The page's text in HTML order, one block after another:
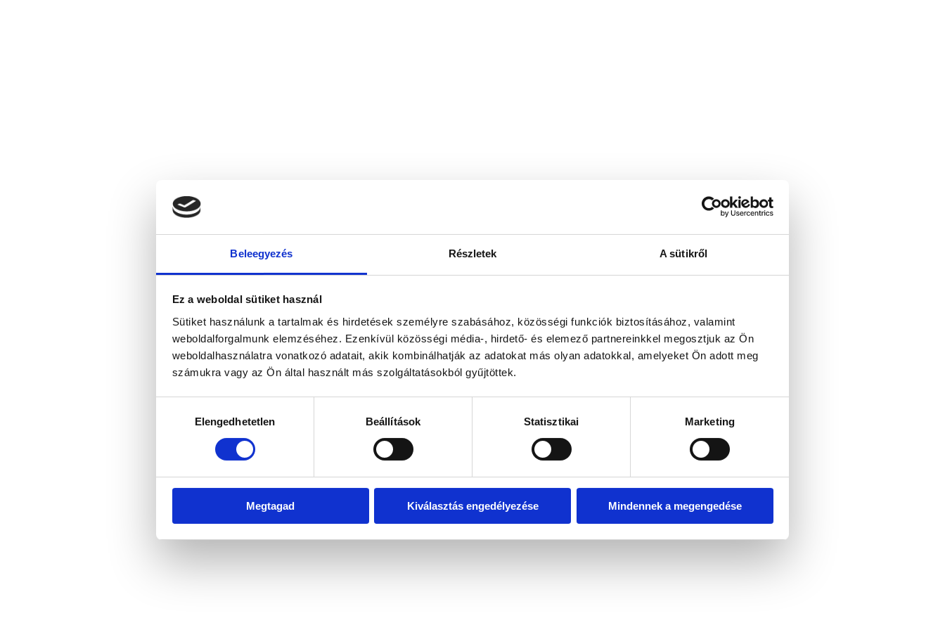
Beleegyezés Részletek A sütikről
Ez a weboldal sütiket használ
Sütiket használunk a tartalmak és hirdetések személyre szabásához, közösségi funkciók biztosításához, valamint
weboldalforgalmunk elemzéséhez. Ezenkívül közösségi média-, hirdető- és elemező partnereinkkel megosztjuk az Ön
weboldalhasználatra vonatkozó adatait, akik kombinálhatják az adatokat más olyan adatokkal, amelyeket Ön adott meg
számukra vagy az Ön által használt más szolgáltatásokból gyűjtöttek.
kiválasztásaElengedhetetlen Beállítások Statisztikai Marketing
Megtagad Kiválasztás engedélyezése Mindennek a megengedése
Application error: a client-side exception has occurred while loadingwww.bicapp.hu (see the browser console for more information)